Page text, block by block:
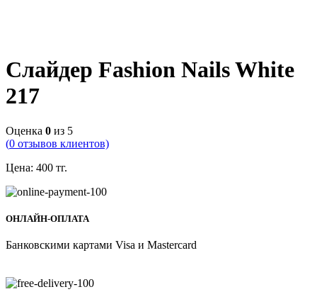
Слайдер Fashion Nails White
217
Оценка 0 из 5
(0 отзывов клиентов)
Цена: 400 тг.
ОНЛАЙН-ОПЛАТА
Банковскими картами Visa и Mastercard